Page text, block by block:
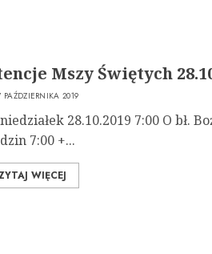
Mszy Świętych
PAŹDZIERNIKA 2019
28.10.2019 7:00 O bł.
7:00 +...
WIĘCEJ